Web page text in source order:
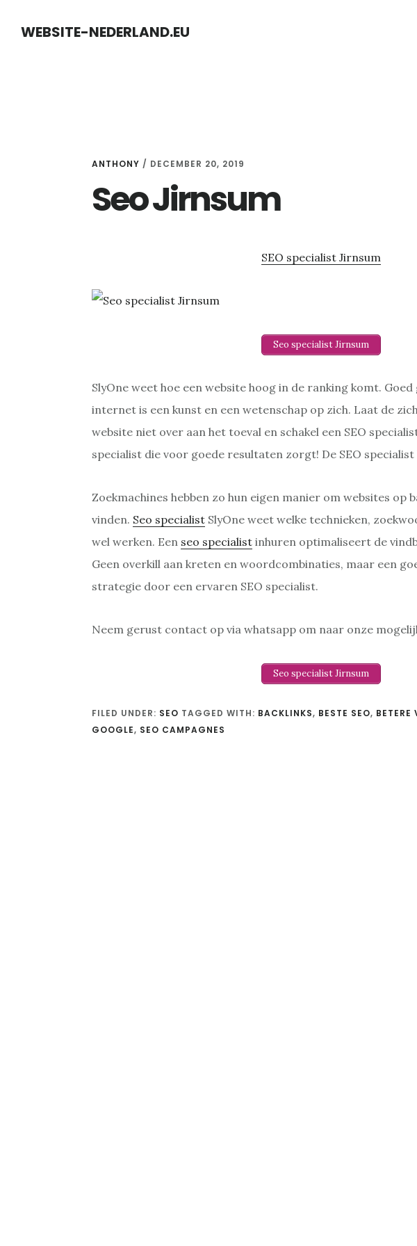
WEBSITE-NEDERLAND.EU
ANTHONY / DECEMBER 20, 2019
Seo Jirnsum
SEO specialist Jirnsum
Seo specialist Jirnsum
SlyOne weet hoe een website hoog in de ranking komt.
internet is een kunst en een wetenschap op zich. Laat de
website niet over aan het toeval en schakel een SEO
specialist die voor goede resultaten zorgt! De SEO
Zoekmachines hebben zo hun eigen manier om websites op
vinden. Seo specialist SlyOne weet welke technieken,
wel werken. Een seo specialist inhuren optimaliseert de
Geen overkill aan kreten en woordcombinaties, maar een
strategie door een ervaren SEO specialist.
Neem gerust contact op via whatsapp om naar onze
Seo specialist Jirnsum
FILED UNDER: SEO TAGGED WITH: BACKLINKS, BESTE SEO, BETERE
GOOGLE, SEO CAMPAGNES